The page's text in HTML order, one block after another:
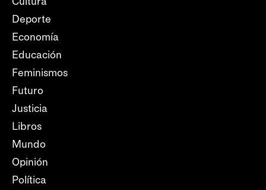
Deporte
Economía
Educación
Feminismos
Futuro
Justicia
Libros
Mundo
Opinión
Política